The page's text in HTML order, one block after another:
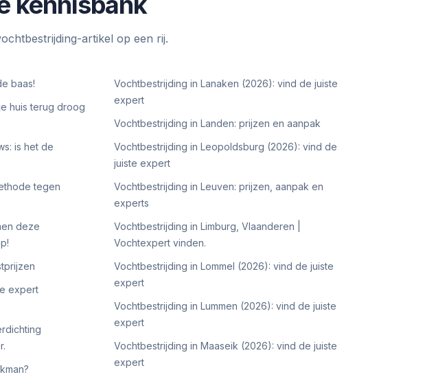
artikel op een rij.
baas!
huis terug droog
is het de
tegen
deze
expert
Vochtbestrijding in Lanaken (2026): vind de juiste
expert
Vochtbestrijding in Landen: prijzen en aanpak
Vochtbestrijding in Leopoldsburg (2026): vind de
juiste expert
Vochtbestrijding in Leuven: prijzen, aanpak en
experts
Vochtbestrijding in Limburg, Vlaanderen |
Vochtexpert vinden.
Vochtbestrijding in Lommel (2026): vind de juiste
expert
Vochtbestrijding in Lummen (2026): vind de juiste
expert
Vochtbestrijding in Maaseik (2026): vind de juiste
expert